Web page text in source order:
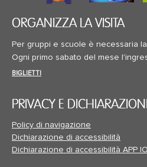
ORGANIZZA LA VISITA
Per gruppi e scuole è necessaria
Ogni primo sabato del mese
BIGLIETTI
PRIVACY E DICHIARAZIONI
Policy di navigazione
Dichiarazione di accessibilità
Dichiarazione di accessibilità APP